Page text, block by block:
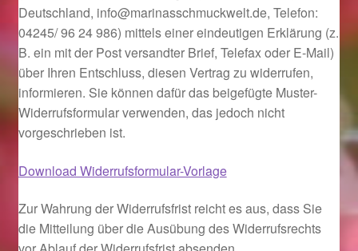
Geschenkideen für Weihnachten 2025
Halloween Schmuck online kaufen 2015
Halloween Schmuck online kaufen 2016
Im Gedenken an
Deutschland, info@marinasschmuckwelt.de, Telefon:
04245/ 96 24 986) mittels einer eindeutigen Erklärung (z.
B. ein mit der Post versandter Brief, Telefax oder E-Mail)
über Ihren Entschluss, diesen Vertrag zu widerrufen,
informieren. Sie können dafür das beigefügte Muster-
Widerrufsformular verwenden, das jedoch nicht
vorgeschrieben ist.
Download Widerrufsformular-Vorlage
Zur Wahrung der Widerrufsfrist reicht es aus, dass Sie
die Mitteilung über die Ausübung des Widerrufsrechts